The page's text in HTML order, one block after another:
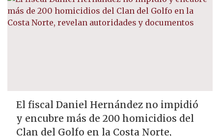
El fiscal Daniel Hernández no impidió
y encubre más de 200 homicidios del
Clan del Golfo en la Costa Norte,